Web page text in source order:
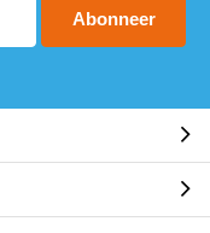
Abonneer